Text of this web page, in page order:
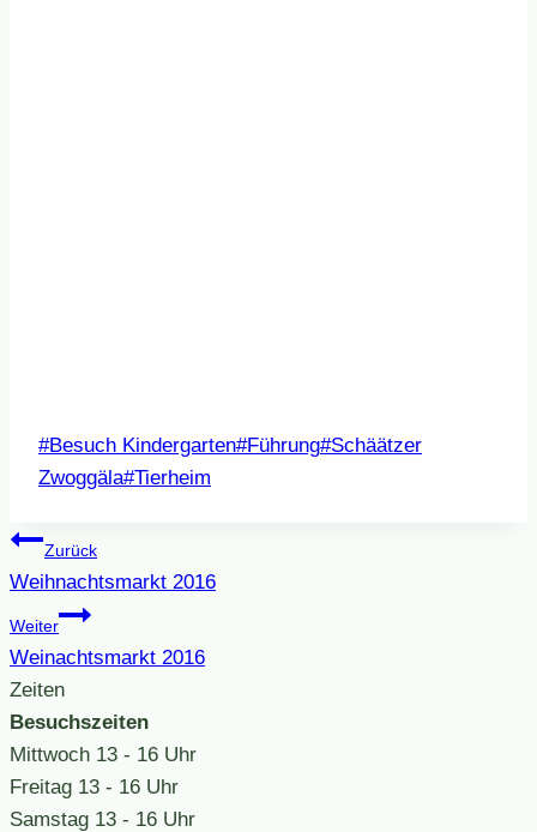
Beitrags
Tags:
#Besuch Kindergarten#Führung#Schäätzer
Zwoggäla#Tierheim
Beitragsnavigation
Zurück
Weihnachtsmarkt 2016
Weiter
Weinachtsmarkt 2016
Zeiten
Besuchszeiten
Mittwoch 13 - 16 Uhr
Freitag 13 - 16 Uhr
Samstag 13 - 16 Uhr